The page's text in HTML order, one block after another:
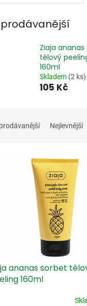
Ziaja
tělový
160ml
Skladem (2 ks)
105 Kč
Nejlevnější
ananas sorbet
160ml